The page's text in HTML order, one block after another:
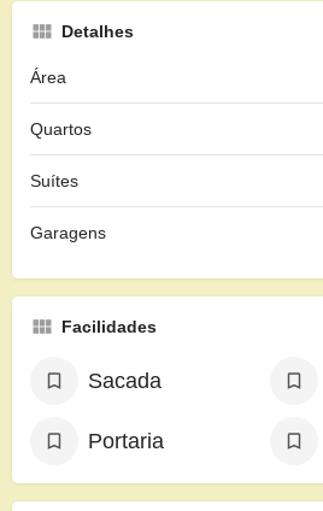
Detalhes
Área
Quartos
Suítes
Garagens
Facilidades
Sacada
Portaria